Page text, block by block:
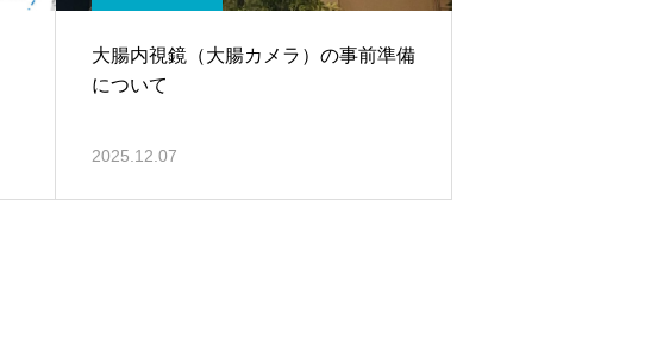
大腸内視鏡（大腸カメラ）の事前準備
について
2025.12.07